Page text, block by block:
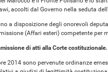
accolti dal Governo nella seduta
a disposizione degli onorevoli
(Affari esteri) competente per
di atti alla Corte costituzionale.
2014 sono pervenute ordinanze